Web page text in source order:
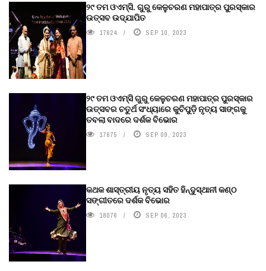
୨୯ ତମ ଓଏମ୍‌ସି. ଗୁରୁ କେଳୁଚରଣ ମହାପାତ୍ର ପୁରସ୍କାର
ଉତ୍ସବ ଉଦ୍‍ଯାପିତ
17624 SEP 10, 2023
୨୯ ତମ ଓଏମ୍‌ସି ଗୁରୁ କେଳୁଚରଣ ମହାପାତ୍ର ପୁରସ୍କାର
ଉତ୍ସବର ଚତୁର୍ଥ ସଂଧ୍ୟାରେ କୁଚିପୁଡ଼ି ନୃତ୍ୟ ସାଙ୍ଗକୁ
ତବଲା ବାଦରେ ଦର୍ଶକ ବିଭୋର
17675 SEP 09, 2023
କଥକ ଶାସ୍ତ୍ରୀୟ ନୃତ୍ୟ ସହିତ ହିନ୍ଦୁସ୍ଥାନୀ କଣ୍ଠ
ସଙ୍ଗୀତରେ ଦର୍ଶକ ବିଭୋର
18076 SEP 06, 2023